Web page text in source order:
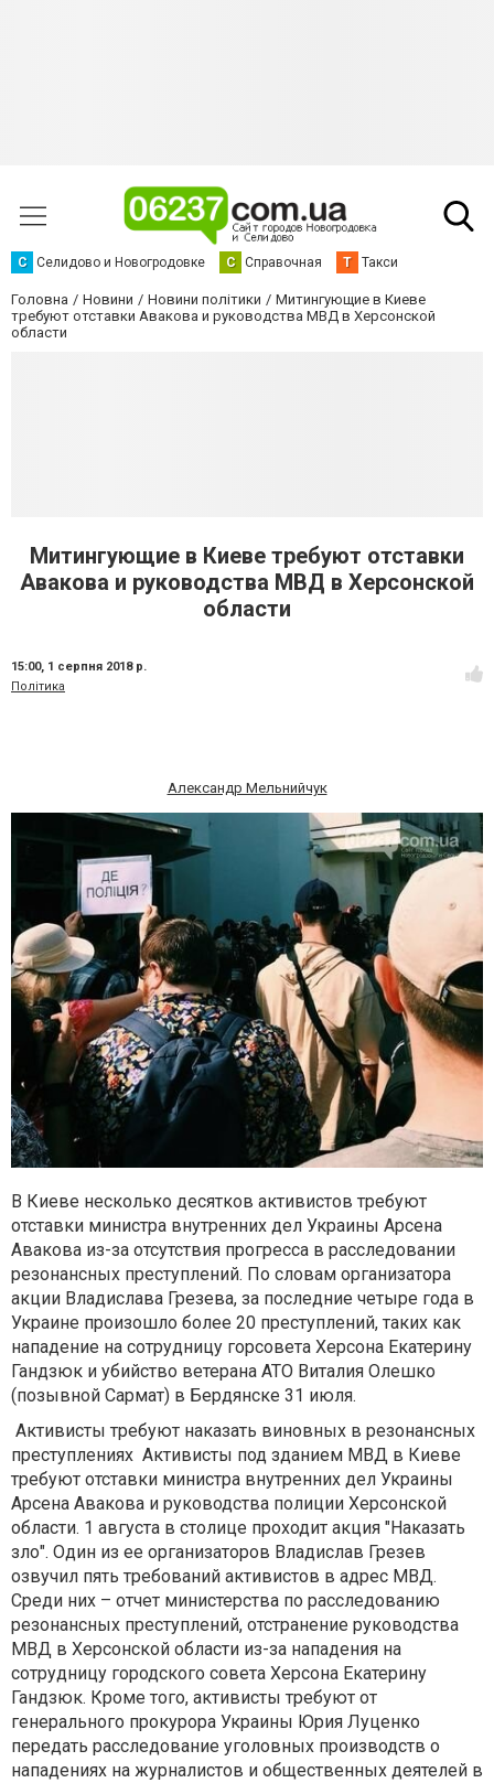
С Селидово и Новогродовке С Справочная Т Такси
Головна Новини Новини політики
Митингующие в Киеве
требуют отставки Авакова и руководства МВД в Херсонской
области
Митингующие в Киеве требуют отставки
Авакова и руководства МВД в Херсонской
области
15:00, 1 серпня 2018 р.
Політика
Александр Мельнийчук
В Киеве несколько десятков активистов требуют
отставки министра внутренних дел Украины Арсена
Авакова из-за отсутствия прогресса в расследовании
резонансных преступлений. По словам организатора
акции Владислава Грезева, за последние четыре года в
Украине произошло более 20 преступлений, таких как
нападение на сотрудницу горсовета Херсона Екатерину
Гандзюк и убийство ветерана АТО Виталия Олешко
(позывной Сармат) в Бердянске 31 июля.
Активисты требуют наказать виновных в резонансных
преступлениях Активисты под зданием МВД в Киеве
требуют отставки министра внутренних дел Украины
Арсена Авакова и руководства полиции Херсонской
области. 1 августа в столице проходит акция "Наказать
зло". Один из ее организаторов Владислав Грезев
озвучил пять требований активистов в адрес МВД.
Среди них – отчет министерства по расследованию
резонансных преступлений, отстранение руководства
МВД в Херсонской области из-за нападения на
сотрудницу городского совета Херсона Екатерину
Гандзюк. Кроме того, активисты требуют от
генерального прокурора Украины Юрия Луценко
передать расследование уголовных производств о
нападениях на журналистов и общественных деятелей в